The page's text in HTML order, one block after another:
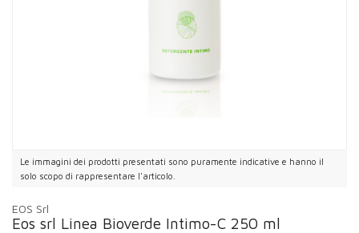
Le immagini dei prodotti presentati sono puramente indicative e hanno il
solo scopo di rappresentare l'articolo.
EOS Srl
Eos srl Linea Bioverde Intimo-C 250 ml